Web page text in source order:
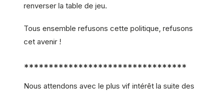
renverser la table de jeu.
Tous ensemble refusons cette politique, refusons
cet avenir !
*********************************
Nous attendons avec le plus vif intérêt la suite des